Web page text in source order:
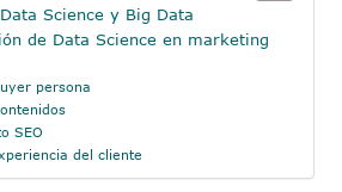
Science y Big Data
de Data Science en marketing
persona
SEO
del cliente